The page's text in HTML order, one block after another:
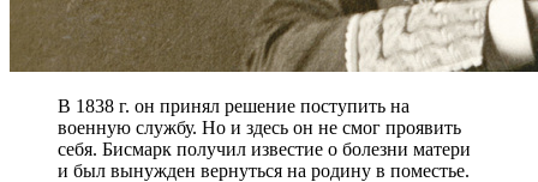
В 1838 г. он принял решение поступить на
военную службу. Но и здесь он не смог проявить
себя. Бисмарк получил известие о болезни матери
и был вынужден вернуться на родину в поместье.